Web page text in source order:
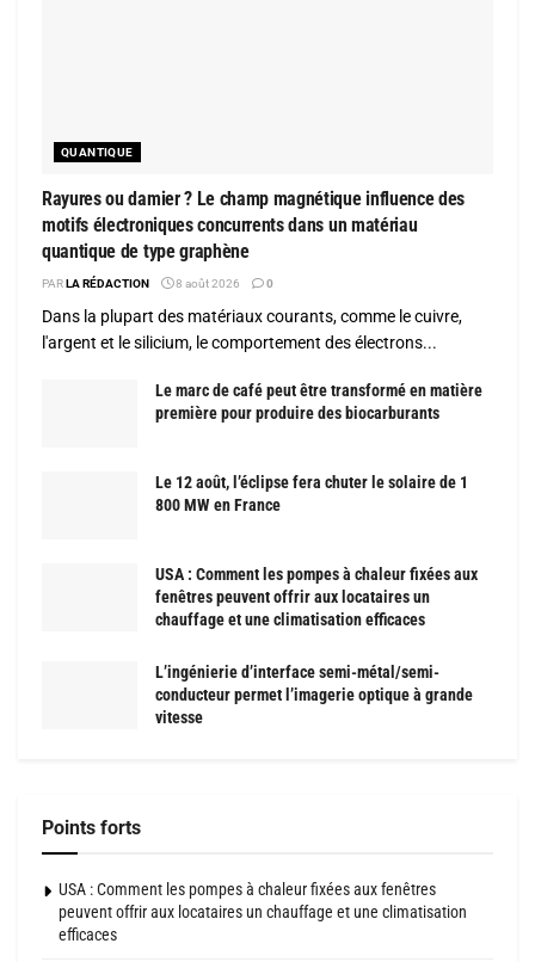
QUANTIQUE
Rayures ou damier ? Le champ magnétique influence des
motifs électroniques concurrents dans un matériau
quantique de type graphène
PARLA RÉDACTION 8 août 2026 0
Dans la plupart des matériaux courants, comme le cuivre,
l'argent et le silicium, le comportement des électrons...
Le marc de café peut être transformé en matière
première pour produire des biocarburants
Le 12 août, l’éclipse fera chuter le solaire de 1
800 MW en France
USA : Comment les pompes à chaleur fixées aux
fenêtres peuvent offrir aux locataires un
chauffage et une climatisation efficaces
L’ingénierie d’interface semi-métal/semi-
conducteur permet l’imagerie optique à grande
vitesse
Points forts
USA : Comment les pompes à chaleur fixées aux fenêtres
peuvent offrir aux locataires un chauffage et une climatisation
efficaces